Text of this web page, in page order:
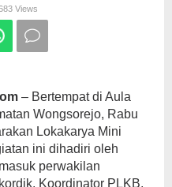
Views
– Bertempat di Aula
Wongsorejo, Rabu
Lokakarya Mini
ini dihadiri oleh
perwakilan
Koordinator PLKB,